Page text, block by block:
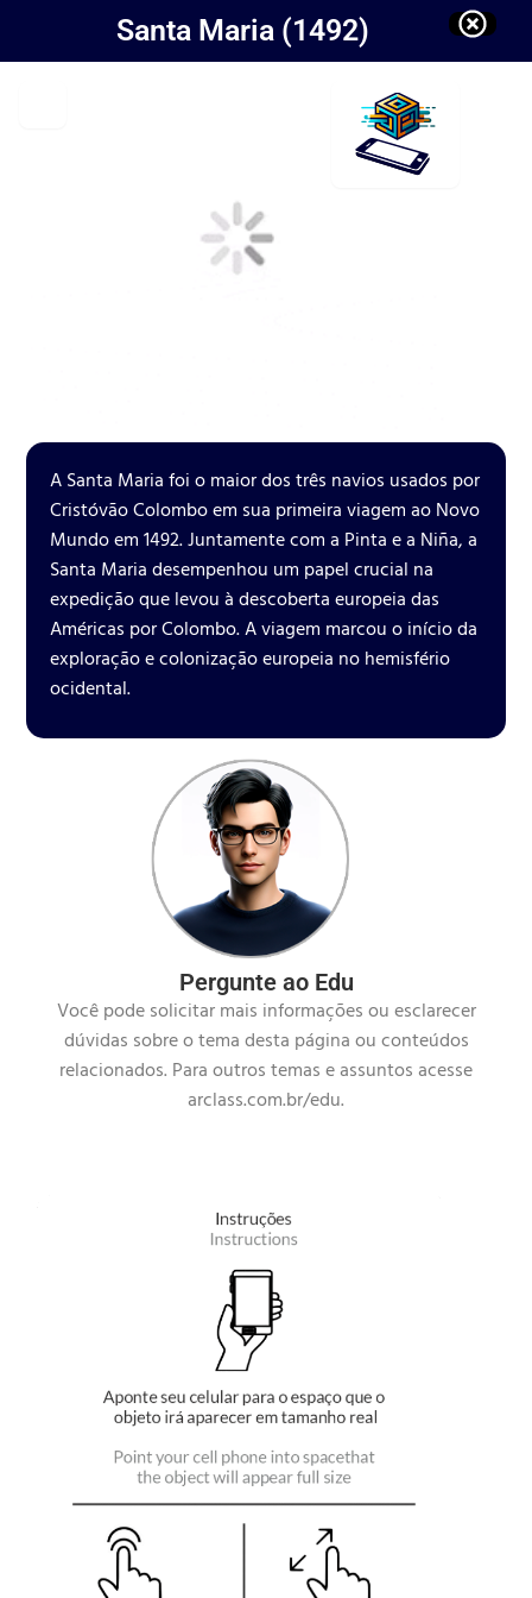
Santa Maria (1492)
A Santa Maria foi o maior dos três navios usados por
Cristóvão Colombo em sua primeira viagem ao Novo
Mundo em 1492. Juntamente com a Pinta e a Niña, a
Santa Maria desempenhou um papel crucial na
expedição que levou à descoberta europeia das
Américas por Colombo. A viagem marcou o início da
exploração e colonização europeia no hemisfério
ocidental.
Pergunte ao Edu
Você pode solicitar mais informações ou esclarecer
dúvidas sobre o tema desta página ou conteúdos
relacionados. Para outros temas e assuntos acesse
arclass.com.br/edu.